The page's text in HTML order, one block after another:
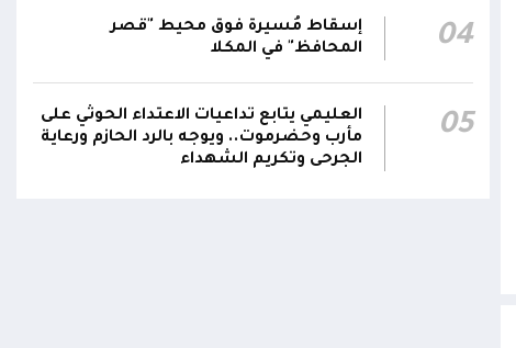
01:12
العسكرية والأمنية والدفاع المدني وتعزيز التنسيق
بين مؤسسات الدولة وحماية المدنيين والمنشآت
04
إسقاط مُسيرة فوق محيط "قصر
المحافظ" في المكلا
05
العليمي يتابع تداعيات الاعتداء الحوثي على
مأرب وحضرموت.. ويوجه بالرد الحازم ورعاية
الجرحى وتكريم الشهداء